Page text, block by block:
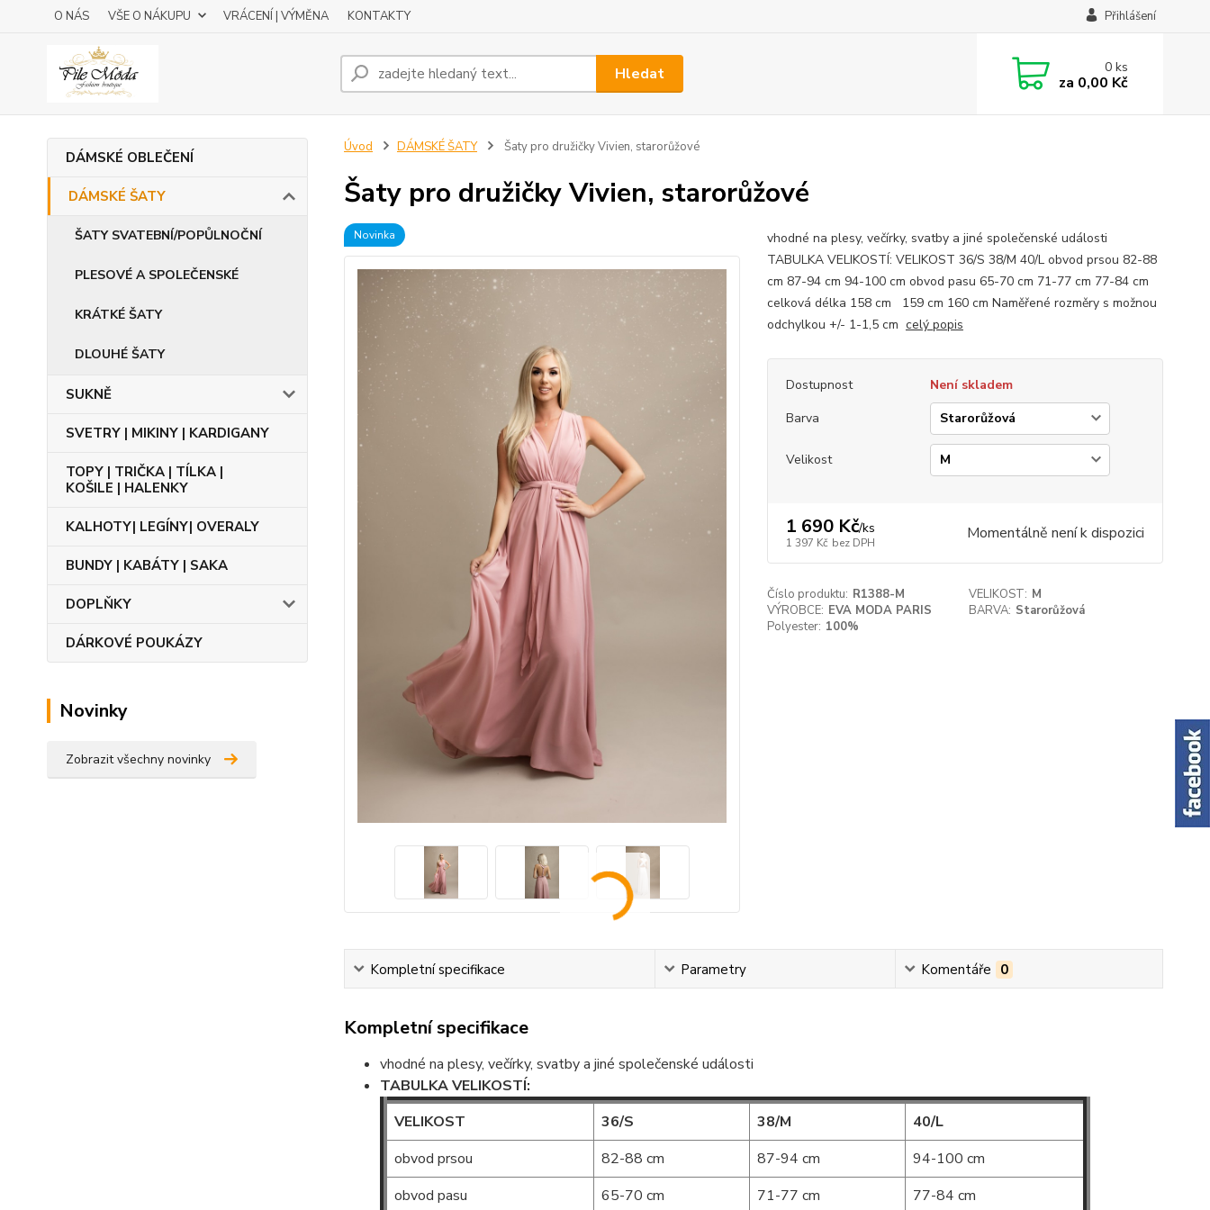
O NÁS VŠE O NÁKUPU VRÁCENÍ | VÝMĚNA KONTAKTY Přihlášení
Hledat 0ks
za 0,00 Kč
DÁMSKÉ OBLEČENÍ
DÁMSKÉ ŠATY
ŠATY SVATEBNÍ/POPŮLNOČNÍ
PLESOVÉ A SPOLEČENSKÉ
KRÁTKÉ ŠATY
DLOUHÉ ŠATY
SUKNĚ
SVETRY | MIKINY | KARDIGANY
TOPY | TRIČKA | TÍLKA |
KOŠILE | HALENKY
KALHOTY| LEGÍNY| OVERALY
BUNDY | KABÁTY | SAKA
DOPLŇKY
DÁRKOVÉ POUKÁZY
Novinky
Zobrazit všechny novinky
Úvod DÁMSKÉ ŠATY Šaty pro družičky Vivien, starorůžové
Šaty pro družičky Vivien, starorůžové
Novinka
vhodné na plesy, večírky, svatby a jiné společenské události
TABULKA VELIKOSTÍ: VELIKOST 36/S 38/M 40/L obvod prsou 82-88
cm 87-94 cm 94-100 cm obvod pasu 65-70 cm 71-77 cm 77-84 cm
celková délka 158 cm 159 cm 160 cm Naměřené rozměry s možnou
odchylkou +/- 1-1,5 cm celý popis
Dostupnost
Není skladem
Barva
Velikost
1 690 Kč/ks
1 397 Kč bez DPH Momentálně není k dispozici
Číslo produktu: R1388-M VELIKOST: M
VÝROBCE: EVA MODA PARIS BARVA: Starorůžová
Polyester: 100%
Kompletní specifikace Parametry Komentáře 0
Kompletní specifikace
vhodné na plesy, večírky, svatby a jiné společenské události
TABULKA VELIKOSTÍ:
VELIKOST
36/S 38/M
40/L
obvod prsou
82-88 cm 87-94 cm
94-100 cm
obvod pasu
65-70 cm 71-77 cm
77-84 cm